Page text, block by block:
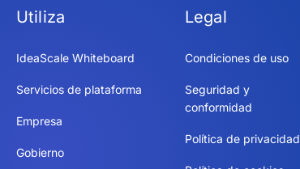
Utiliza
IdeaScale Whiteboard
Servicios de plataforma
Empresa
Gobierno
Legal
Condiciones de uso
Seguridad y
conformidad
Política de privacidad